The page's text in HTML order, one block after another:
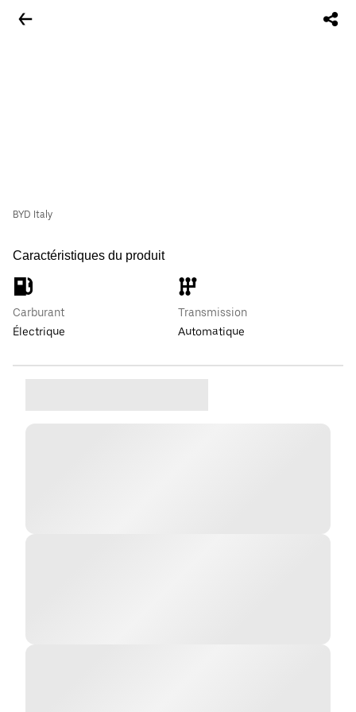
BYD Italy
Caractéristiques du produit
Carburant
Électrique
Transmission
Automatique